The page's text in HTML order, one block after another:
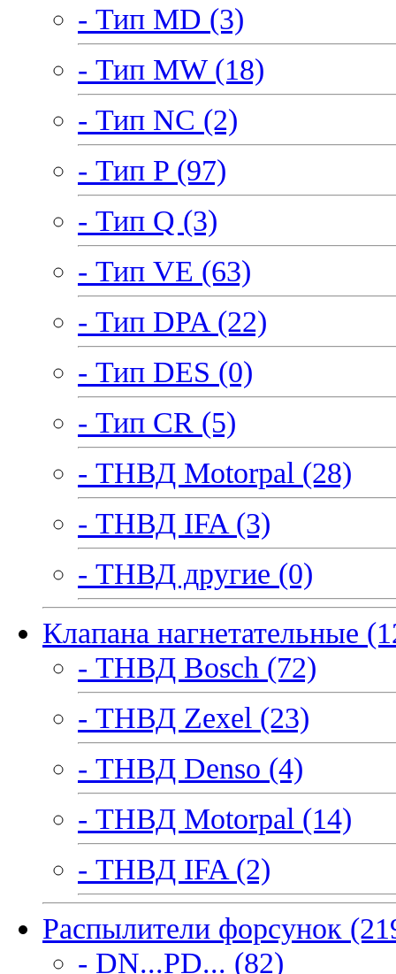
- Тип MD (3)
- Тип MW (18)
- Тип NC (2)
- Тип P (97)
- Тип Q (3)
- Тип VE (63)
- Тип DPA (22)
- Тип DES (0)
- Тип CR (5)
- ТНВД Motorpal (28)
- ТНВД IFA (3)
- ТНВД другие (0)
Клапана нагнетательные
- ТНВД Bosch (72)
- ТНВД Zexel (23)
- ТНВД Denso (4)
- ТНВД Motorpal (14)
- ТНВД IFA (2)
Распылители форсунок
- DN...PD... (82)